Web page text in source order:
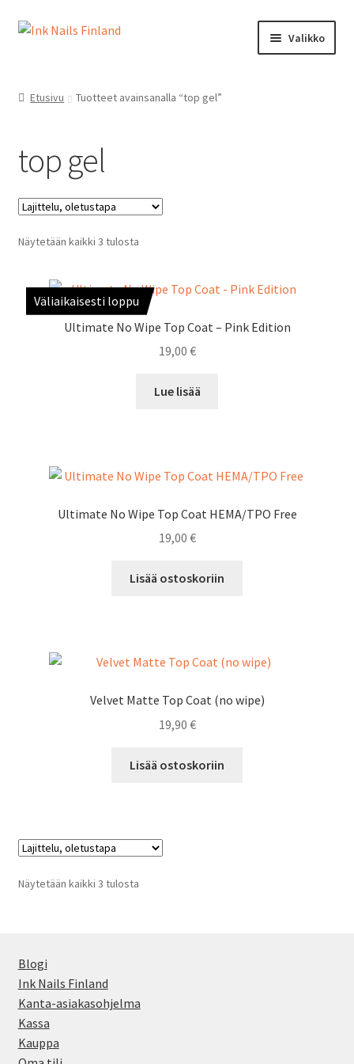
Siirry
Siirry
Valikko
Oma tili
Ostoskori
Kanta-asiakasohjelma
Yhteystiedot
Etusivu Tuotteet avainsanalla “top gel”
top gel
Näytetään kaikki 3 tulosta
Väliaikaisesti loppu
Ultimate No Wipe Top Coat – Pink Edition
19,00 €
Lue lisää
Ultimate No Wipe Top Coat HEMA/TPO Free
19,00 €
Lisää ostoskoriin
Velvet Matte Top Coat (no wipe)
19,90 €
Lisää ostoskoriin
Näytetään kaikki 3 tulosta
Blogi
Ink Nails Finland
Kanta-asiakasohjelma
Kassa
Kauppa